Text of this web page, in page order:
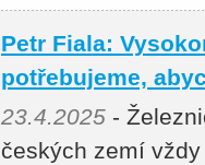
Petr Fiala:
potřebujeme,
23.4.2025 -
českých zemí